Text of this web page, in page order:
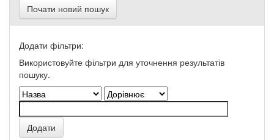
Почати новий пошук
Додати фільтри:
Використовуйте фільтри для уточнення результатів
пошуку.